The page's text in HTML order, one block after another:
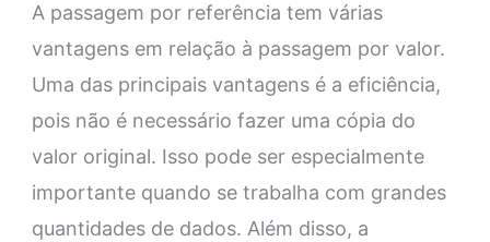
A passagem por referência tem várias
vantagens em relação à passagem por valor.
Uma das principais vantagens é a eficiência,
pois não é necessário fazer uma cópia do
valor original. Isso pode ser especialmente
importante quando se trabalha com grandes
quantidades de dados. Além disso, a